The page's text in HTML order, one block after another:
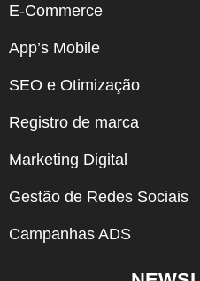
E-Commerce
App’s Mobile
SEO e Otimização
Registro de marca
Marketing Digital
Gestão de Redes Sociais
Campanhas ADS